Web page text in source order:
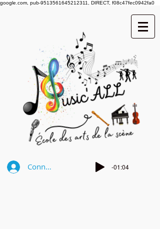
google.com, pub-9513561645212311, DIRECT, f08c47fec0942fa0
Connexion -01:04